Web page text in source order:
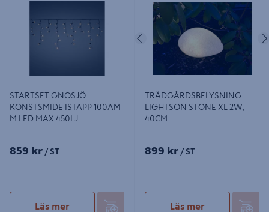
ISTAPP 100AM M LED MAX 450LJ
STARTSET GNOSJÖ
KONSTSMIDE ISTAPP 100AM
M LED MAX 450LJ
859 kr / ST
Läs mer
LIGHTSON STONE XL 2W, 40CM
Föregående
TRÄDGÅRDSBELYSNING
LIGHTSON STONE XL 2W,
40CM
899 kr / ST
Läs mer